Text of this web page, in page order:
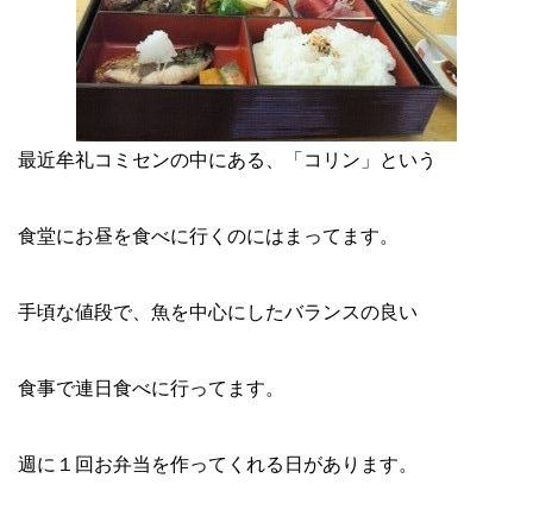
最近牟礼コミセンの中にある、「コリン」という
食堂にお昼を食べに行くのにはまってます。
手頃な値段で、魚を中心にしたバランスの良い
食事で連日食べに行ってます。
週に１回お弁当を作ってくれる日があります。